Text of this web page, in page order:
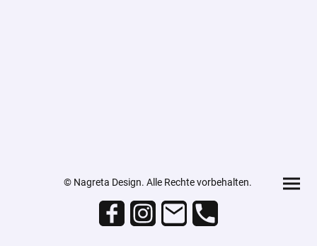
© Nagreta Design. Alle Rechte vorbehalten.